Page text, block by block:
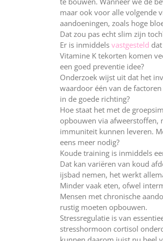
maar ook voor alle volgende
aandoeningen, zoals hoge
Dat zou pas echt slim zijn
Er is inmiddels vastgesteld
Vitamine K tekorten komen
een goed preventie idee?
Onderzoek wijst uit dat het
waardoor één van de
in de goede richting?
Hoe staat het met de
opbouwen via afweerstoffen,
immuniteit kunnen leveren.
eens meer nodig?
Koude training is inmiddels
Dat kan variëren van koud
ijsbad nemen, het werkt
Minder vaak eten, ofwel
Mensen met chronische
rustig moeten opbouwen.
Stressregulatie is van
stresshormoon cortisol